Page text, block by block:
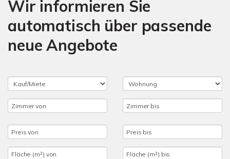
Wir informieren Sie
automatisch über passende
neue Angebote